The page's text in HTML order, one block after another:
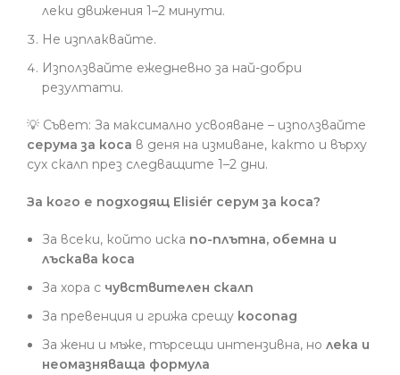
леки движения 1–2 минути.
Не изплаквайте.
Използвайте ежедневно за най-добри
резултати.
💡 Съвет: За максимално усвояване – използвайте
серума за коса в деня на измиване, както и върху
сух скалп през следващите 1–2 дни.
За кого е подходящ Elisiér серум за коса?
За всеки, който иска по-плътна, обемна и
лъскава коса
За хора с чувствителен скалп
За превенция и грижа срещу косопад
За жени и мъже, търсещи интензивна, но лека и
неомазняваща формула